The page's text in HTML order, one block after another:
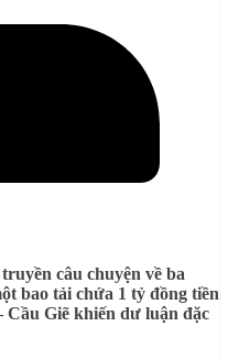
câu chuyện về ba
bao tải chứa 1 tỷ đồng tiền
Cầu Giẽ khiến dư luận đặc